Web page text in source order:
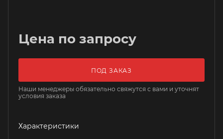
Цена по запросу
ПОД ЗАКАЗ
Наши менеджеры обязательно свяжутся с вами и уточнят
условия заказа
Характеристики